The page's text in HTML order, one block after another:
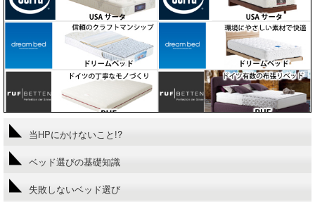
当HPにかけないこと!?
ベッド選びの基礎知識
失敗しないベッド選び